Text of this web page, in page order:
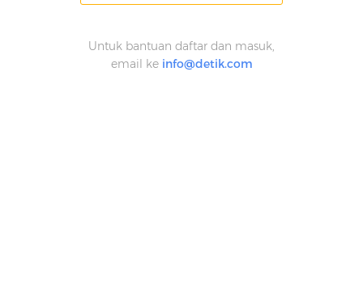
Untuk bantuan daftar dan masuk,
email ke info@detik.com